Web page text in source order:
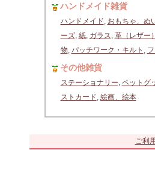
ハンドメイド雑貨
ハンドメイド, おもちゃ、ぬ
ーズ, 紙, ガラス, 革（レザー）
物, パッチワーク・キルト ,
その他雑貨
ステーショナリー, ペットグ
ストカード, 絵画、絵本
ご利